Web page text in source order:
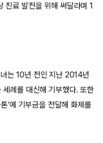
진료 발전을 위해 써달라며 1
는 10년 전인 지난 2014년
례를 대신해 기부했다. 또한
'에 기부금을 전달해 화제를